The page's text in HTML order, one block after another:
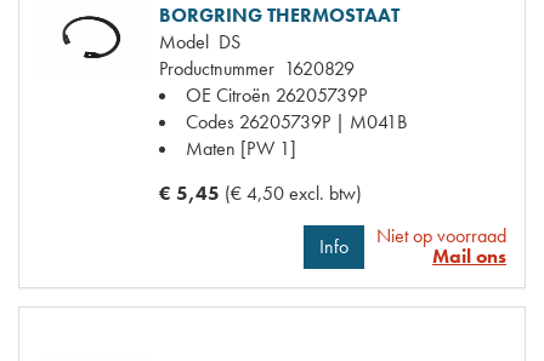
BORGRING THERMOSTAAT
Model DS
Productnummer 1620829
OE Citroën 26205739P
Codes 26205739P | M041B
Maten [PW 1]
€ 5,45 (€ 4,50 excl. btw)
Info
Niet op voorraad
Mail ons